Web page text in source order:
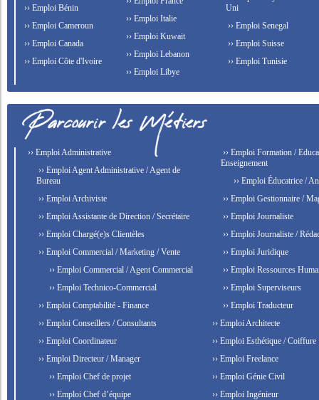
›› Emploi Bénin
›› Emploi Cameroun
›› Emploi Canada
›› Emploi Côte d'Ivoire
›› Emploi Italie
›› Emploi Kuwait
›› Emploi Lebanon
›› Emploi Libye
Uni
›› Emploi Senegal
›› Emploi Suisse
›› Emploi Tunisie
›› Emploi Administrative
›› Emploi Agent Administrative / Agent de
Bureau
›› Emploi Archiviste
›› Emploi Assistante de Direction / Secrétaire
›› Emploi Chargé(e)s Clientèles
›› Emploi Commercial / Marketing / Vente
›› Emploi Commercial / Agent Commercial
›› Emploi Technico-Commercial
›› Emploi Comptabilité - Finance
›› Emploi Conseillers / Consultants
›› Emploi Coordinateur
›› Emploi Directeur / Manager
›› Emploi Chef de projet
›› Emploi Chef d’équipe
›› Emploi Formation /
Enseignement
›› Emploi Éducatrice /
›› Emploi Gestionnaire /
›› Emploi Journaliste
›› Emploi Journaliste /
›› Emploi Juridique
›› Emploi Ressources
›› Emploi Superviseurs
›› Emploi Traducteur
›› Emploi Architecte
›› Emploi Esthétique / Coiffure
›› Emploi Freelance
›› Emploi Génie Civil
›› Emploi Ingénieur